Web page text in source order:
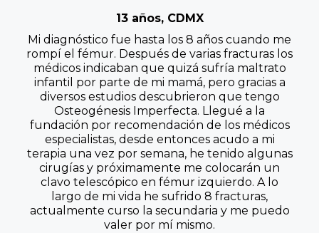
13 años, CDMX
Mi diagnóstico fue hasta los 8 años cuando me
rompí el fémur. Después de varias fracturas los
médicos indicaban que quizá sufría maltrato
infantil por parte de mi mamá, pero gracias a
diversos estudios descubrieron que tengo
Osteogénesis Imperfecta. Llegué a la
fundación por recomendación de los médicos
especialistas, desde entonces acudo a mi
terapia una vez por semana, he tenido algunas
cirugías y próximamente me colocarán un
clavo telescópico en fémur izquierdo. A lo
largo de mi vida he sufrido 8 fracturas,
actualmente curso la secundaria y me puedo
valer por mí mismo.